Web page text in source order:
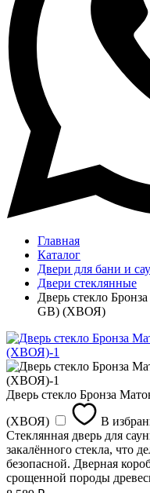
Главная
Каталог
Двери для бани и
Двери стеклянные
Дверь стекло
GB) (ХВОЯ)
Дверь стекло Бронза
(ХВОЯ)
В
Стеклянная дверь для
закалённого стекла, что
безопасной. Дверная
срощенной породы